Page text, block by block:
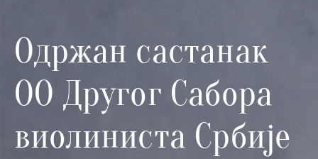
Општинска
управа
Актуелности
Горњи
Одржан састанак
ОО Другог Сабора
виолиниста Србије